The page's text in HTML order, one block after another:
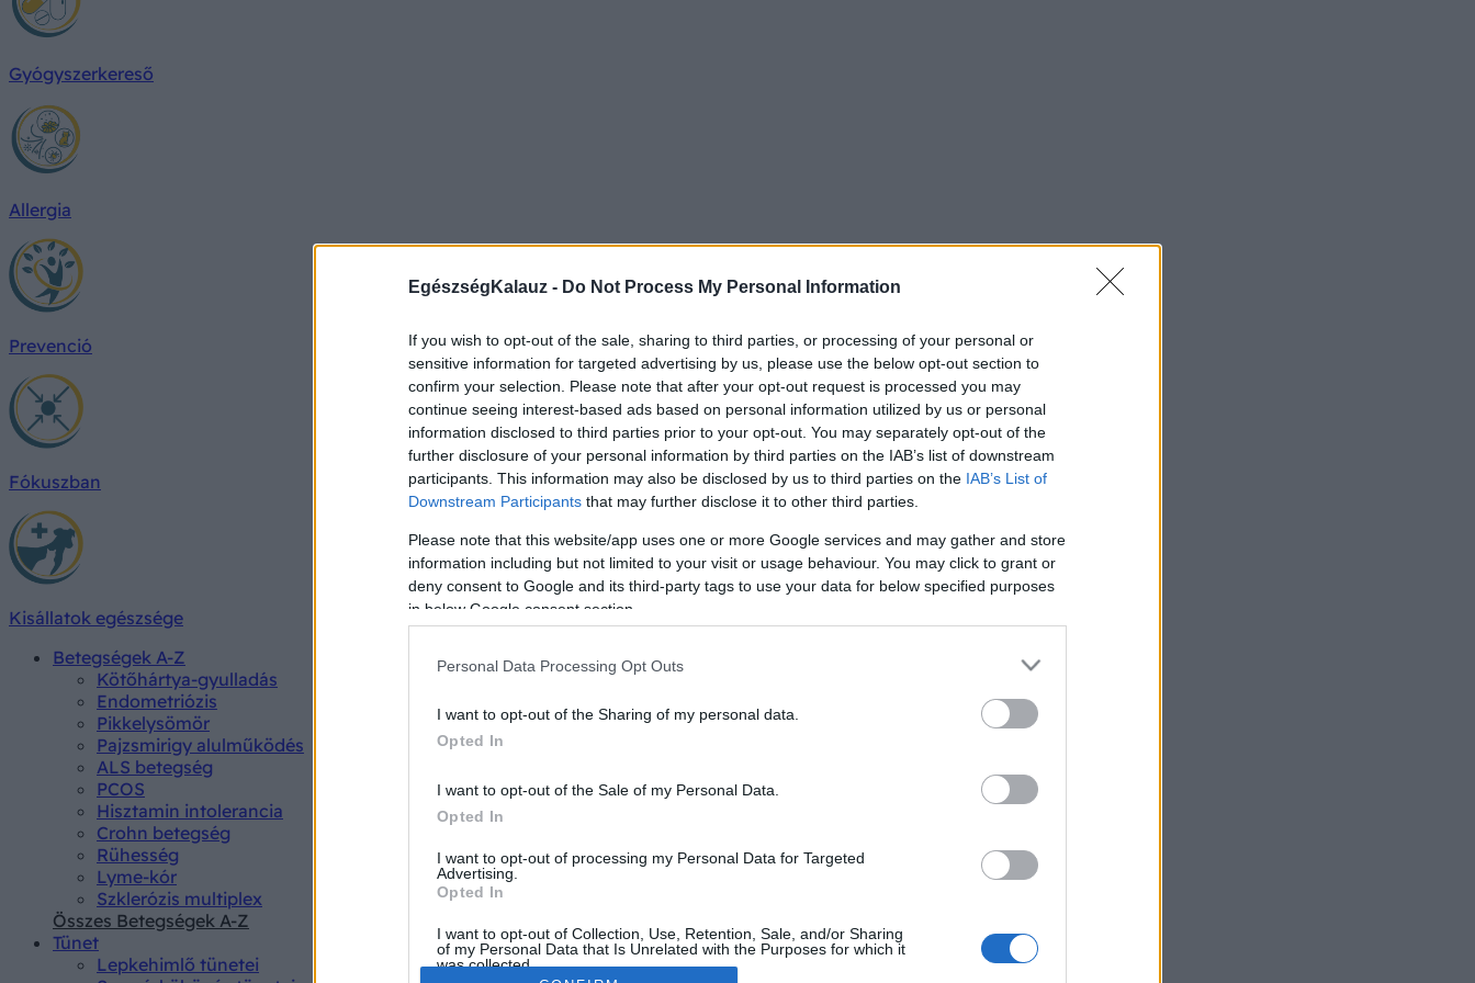
EgészségKalauz - Do Not Process My Personal Information
If you wish to opt-out of the sale, sharing to third parties, or processing of your personal or
sensitive information for targeted advertising by us, please use the below opt-out section to
confirm your selection. Please note that after your opt-out request is processed you may
continue seeing interest-based ads based on personal information utilized by us or personal
information disclosed to third parties prior to your opt-out. You may separately opt-out of the
further disclosure of your personal information by third parties on the IAB’s list of downstream
participants. This information may also be disclosed by us to third parties on the IAB’s List of
Downstream Participants that may further disclose it to other third parties.
Please note that this website/app uses one or more Google services and may gather and store
information including but not limited to your visit or usage behaviour. You may click to grant or
deny consent to Google and its third-party tags to use your data for below specified purposes
in below Google consent section.
Personal Data Processing Opt Outs
I want to opt-out of the Sharing of my personal data.
Opted In
I want to opt-out of the Sale of my Personal Data.
Opted In
I want to opt-out of processing my Personal Data for Targeted
Advertising.
Opted In
I want to opt-out of Collection, Use, Retention, Sale, and/or Sharing
of my Personal Data that Is Unrelated with the Purposes for which it
was collected.
Gyógyszerkereső
Allergia
Prevenció
Fókuszban
Kisállatok egészsége
Betegségek A-Z
Kötőhártya-gyulladás
Endometriózis
Pikkelysömör
Pajzsmirigy alulműködés
ALS betegség
PCOS
Hisztamin intolerancia
Crohn betegség
Rühesség
Lyme-kór
Szklerózis multiplex
Összes Betegségek A-Z
Tünet
Lepkehimlő tünetei